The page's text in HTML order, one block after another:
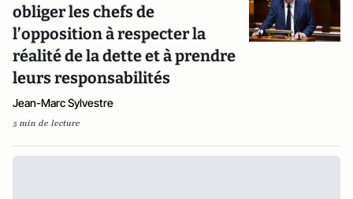
obliger les chefs de
l’opposition à respecter la
réalité de la dette et à prendre
leurs responsabilités
Jean-Marc Sylvestre
5 min de lecture